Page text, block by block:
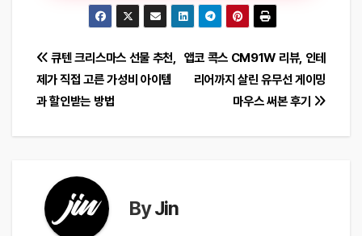
글
탐
색
앱코 콕스 CM91W 리뷰, 인테
리어까지 살린 유무선 게이밍
마우스 써본 후기
큐텐 크리스마스 선물 추천,
제가 직접 고른 가성비 아이템
과 할인받는 방법
ByJin